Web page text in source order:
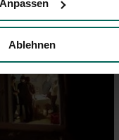
Anpassen
Ablehnen